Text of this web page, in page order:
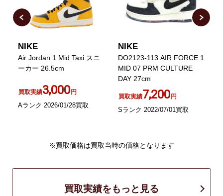
NIKE
Air Jordan 1 Mid Taxi スニ
ーカー 26.5cm
買取実績3,000円
Aランク 2026/01/28買取
NIKE
DO2123-113 AIR FORCE 1
MID 07 PRM CULTURE
DAY 27cm
買取実績7,200円
Sランク 2022/07/01買取
※買取価格は買取当時の価格となります
買取実績をもっと見る